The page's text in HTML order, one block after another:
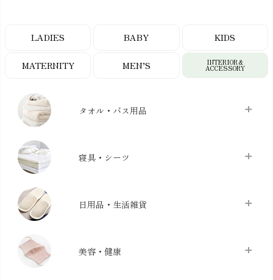
LADIES BABY KIDS
MATERNITY MEN’S INTERIOR＆
ACCESSORY
タオル・バス用品
タオル
バス用品
寝具・シーツ
ベッドシーツ
布団カバー・カバーセット
枕・ピローケース
日用品・生活雑貨
クッション
生地・手芸用品
美容・健康